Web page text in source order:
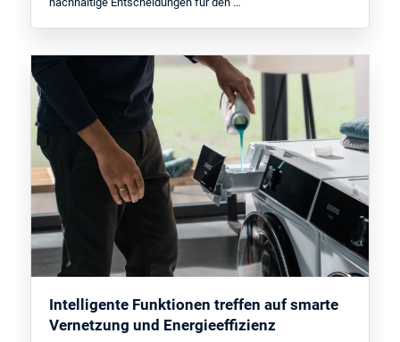
Intelligente Funktionen treffen auf smarte
Vernetzung und Energieeffizienz